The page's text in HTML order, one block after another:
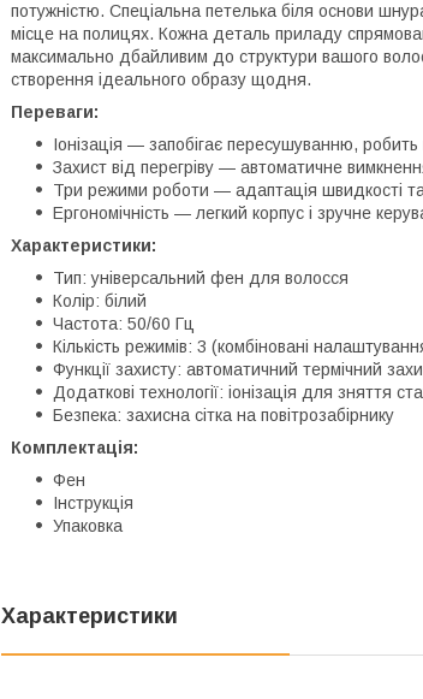
потужністю. Спеціальна петелька біля основи
місце на полицях. Кожна деталь приладу
максимально дбайливим до структури вашого
створення ідеального образу щодня.
Переваги:
Іонізація — запобігає пересушуванню,
Захист від перегріву — автоматичне
Три режими роботи — адаптація швидкості
Ергономічність — легкий корпус і зручне
Характеристики:
Тип: універсальний фен для волосся
Колір: білий
Частота: 50/60 Гц
Кількість режимів: 3 (комбіновані
Функції захисту: автоматичний термічний
Додаткові технології: іонізація для зняття
Безпека: захисна сітка на повітрозабірнику
Комплектація:
Фен
Інструкція
Упаковка
Характеристики